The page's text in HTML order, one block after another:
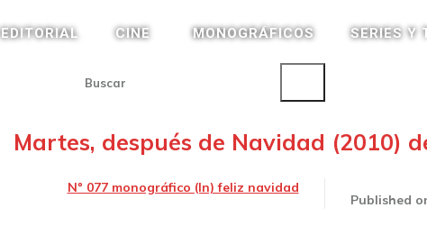
EDITORIAL CINE MONOGRÁFICOS SERIES Y
Buscar
Martes, después de Navidad (2010)
Nº 077 monográfico (In) feliz navidad
Published